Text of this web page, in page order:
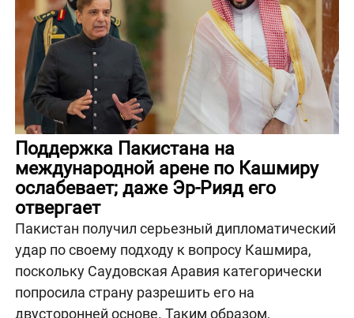
Поддержка Пакистана на
международной арене по Кашмиру
ослабевает; даже Эр-Рияд его
отвергает
Пакистан получил серьезный дипломатический
удар по своему подходу к вопросу Кашмира,
поскольку Саудовская Аравия категорически
попросила страну разрешить его на
двусторонней основе. Таким образом,